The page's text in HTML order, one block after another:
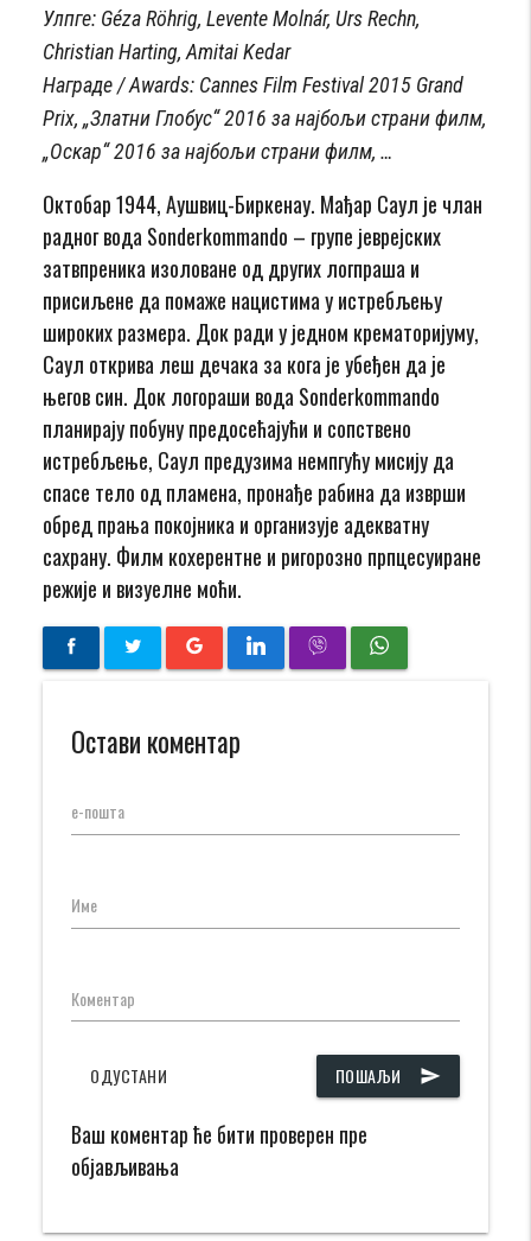
Улпге: Géza Röhrig, Levente Molnár, Urs Rechn,
Christian Harting, Amitai Kedar
Награде / Awards: Cannes Film Festival 2015 Grand
Prix, „Златни Глобус“ 2016 за најбољи страни филм,
„Оскар“ 2016 за најбољи страни филм, …
Октобар 1944, Аушвиц-Биркенау. Мађар Саул је члан
радног вода Sonderkommando – групе јеврејских
затвпреника изоловане од других логпраша и
присиљене да помаже нацистима у истребљењу
широких размера. Док ради у једном крематоријуму,
Саул открива леш дечака за кога је убеђен да je
његов син. Док логораши вода Sonderkommando
планирају побуну предосећајући и сопствено
истребљење, Саул предузима немпгућу мисију да
спасе тело од пламена, пронађе рабина да изврши
обред прања покојника и организује адекватну
сахрану. Филм кохерентне и ригорозно прпцесуиране
режије и визуелне моћи.
Остави коментар
е-пошта
Име
Коментар
ПОШАЉИ send
ОДУСТАНИ
Ваш коментар ће бити проверен пре
објављивања